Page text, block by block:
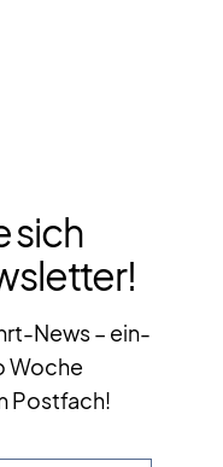
sich
News – ein-
Woche
Postfach!